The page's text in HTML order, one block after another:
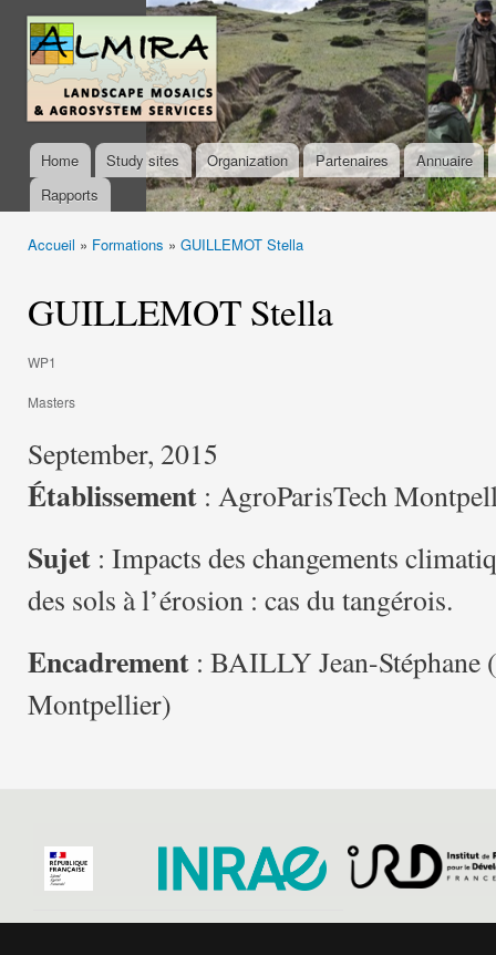
almira-
project.org
Main menu
Home Study sites Organization Partenaires
Annuaire
Rapports
Accueil » Formations » GUILLEMOT Stella
GUILLEMOT Stella
WP1
Masters
September, 2015
Établissement : AgroParisTech
Sujet : Impacts des changements
des sols à l’érosion : cas du tangérois.
Encadrement : BAILLY Jean-Stéphane
Montpellier)